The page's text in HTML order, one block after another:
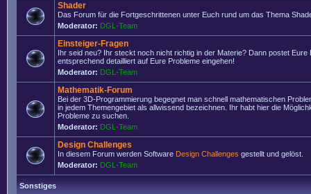
Shader
Das Forum für die Fortgeschrittenen unter Euch rund um das Thema
Moderator: DGL-Team
Einsteiger-Fragen
Ihr seid neu? Ihr steckt noch nicht richtig in der Materie? Dann postet Eure
entsprechend detailliert auf Eure Probleme eingehen!
Moderator: DGL-Team
Mathematik-Forum
Bei der 3D-Programmierung begegnet man schnell mathematischen
in jedem Themengebiet als allwissend bezeichnen. Ihr habt hier die
Probleme zu suchen.
Moderator: DGL-Team
Design Challenges
In diesem Forum werden Software Design Challenges gestellt und gelöst.
Moderator: DGL-Team
Sonstiges